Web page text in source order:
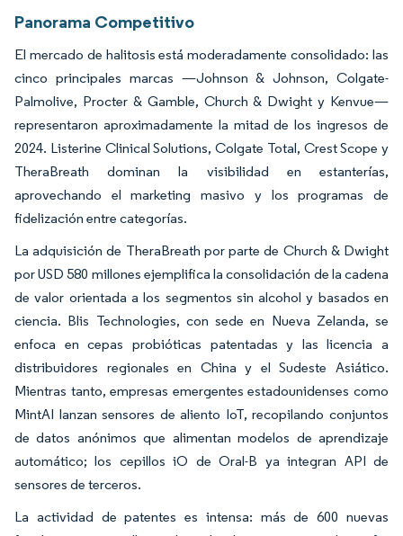
Panorama Competitivo
El mercado de halitosis está moderadamente consolidado: las
cinco principales marcas —Johnson & Johnson, Colgate-
Palmolive, Procter & Gamble, Church & Dwight y Kenvue—
representaron aproximadamente la mitad de los ingresos de
2024. Listerine Clinical Solutions, Colgate Total, Crest Scope y
TheraBreath dominan la visibilidad en estanterías,
aprovechando el marketing masivo y los programas de
fidelización entre categorías.
La adquisición de TheraBreath por parte de Church & Dwight
por USD 580 millones ejemplifica la consolidación de la cadena
de valor orientada a los segmentos sin alcohol y basados en
ciencia. Blis Technologies, con sede en Nueva Zelanda, se
enfoca en cepas probióticas patentadas y las licencia a
distribuidores regionales en China y el Sudeste Asiático.
Mientras tanto, empresas emergentes estadounidenses como
MintAI lanzan sensores de aliento IoT, recopilando conjuntos
de datos anónimos que alimentan modelos de aprendizaje
automático; los cepillos iO de Oral-B ya integran API de
sensores de terceros.
La actividad de patentes es intensa: más de 600 nuevas